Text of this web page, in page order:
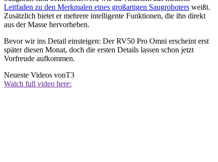
Leitfaden zu den Merkmalen eines großartigen Saugroboters weißt.
Zusätzlich bietet er mehrere intelligente Funktionen, die ihn direkt
aus der Masse hervorheben.
Bevor wir ins Detail einsteigen: Der RV50 Pro Omni erscheint erst
später diesen Monat, doch die ersten Details lassen schon jetzt
Vorfreude aufkommen.
Neueste Videos vonT3
Watch full video here: